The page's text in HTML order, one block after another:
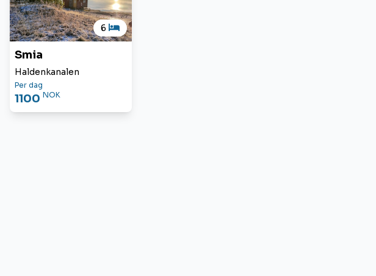
6
Smia
Haldenkanalen
Per dag
1100 NOK